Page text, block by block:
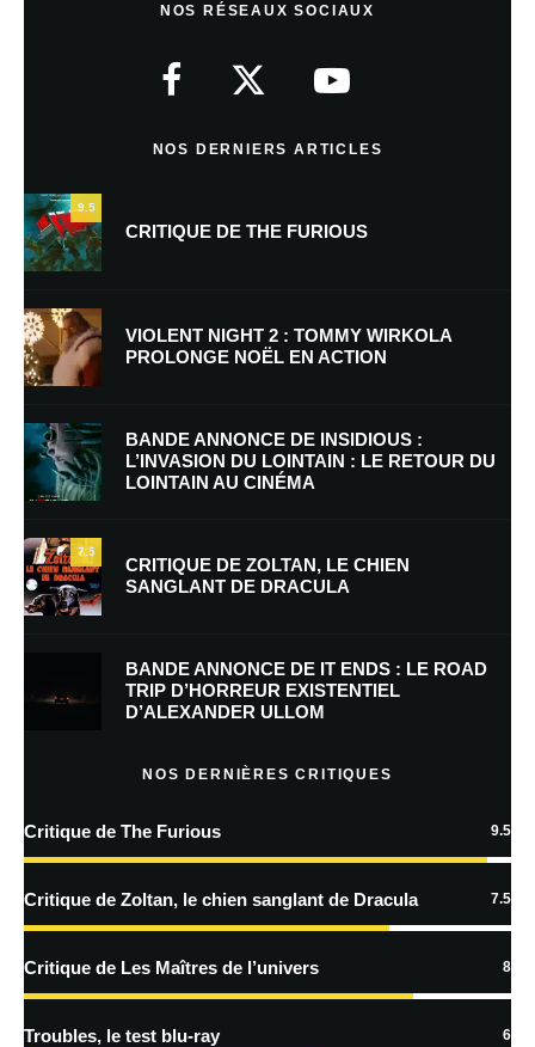
Nom*
E-mail* Site web
Enregistrer mon nom, mon e-mail et mon site dans le navigateur pour
mon prochain commentaire.
Prévenez-moi de tous les nouveaux commentaires par e-mail.
En savoir
traitées
NOS RÉSEAUX SOCIAUX
NOS DERNIERS ARTICLES
9.5
CRITIQUE DE THE FURIOUS
VIOLENT NIGHT 2 : TOMMY WIRKOLA
PROLONGE NOËL EN ACTION
BANDE ANNONCE DE INSIDIOUS :
L’INVASION DU LOINTAIN : LE RETOUR DU
LOINTAIN AU CINÉMA
7.5
CRITIQUE DE ZOLTAN, LE CHIEN
SANGLANT DE DRACULA
BANDE ANNONCE DE IT ENDS : LE ROAD
TRIP D’HORREUR EXISTENTIEL
D’ALEXANDER ULLOM
NOS DERNIÈRES CRITIQUES
Critique de The Furious 9.5
Critique de Zoltan, le chien sanglant de Dracula 7.5
Critique de Les Maîtres de l’univers 8
Troubles, le test blu-ray 6